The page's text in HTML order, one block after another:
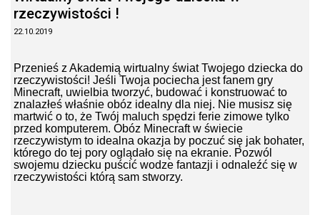
rzeczywistości !
22.10.2019
Przenieś z Akademią wirtualny świat Twojego dziecka do
rzeczywistości! Jeśli Twoja pociecha jest fanem gry
Minecraft, uwielbia tworzyć, budować i konstruować to
znalazłeś właśnie obóz idealny dla niej. Nie musisz się
martwić o to, że Twój maluch spędzi ferie zimowe tylko
przed komputerem. Obóz Minecraft w świecie
rzeczywistym to idealna okazja by poczuć się jak bohater,
którego do tej pory oglądało się na ekranie. Pozwól
swojemu dziecku puścić wodze fantazji i odnaleźć się w
rzeczywistości którą sam stworzy.